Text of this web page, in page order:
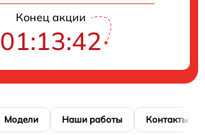
Конец акции
01:13:41
Модели Наши работы Контакты